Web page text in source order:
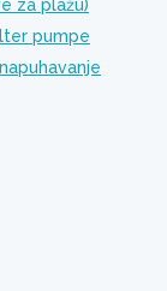
za plažu)
pumpe